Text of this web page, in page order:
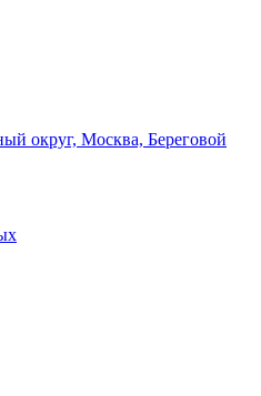
округ, Москва, Береговой